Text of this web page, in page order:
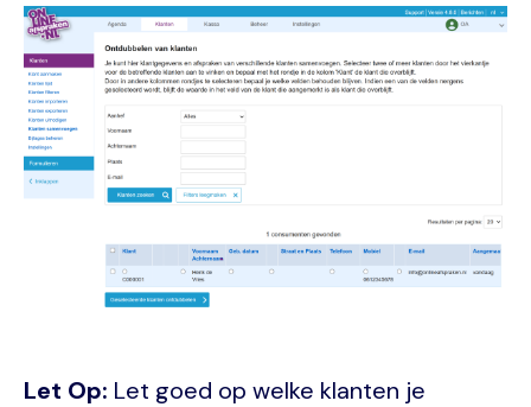
Image
Let Op: Let goed op welke klanten je